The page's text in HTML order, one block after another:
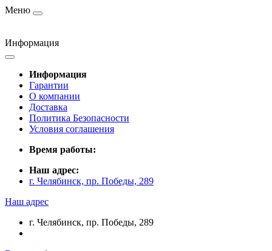
Меню
Информация
Информация
Гарантии
О компании
Доставка
Политика Безопасности
Условия соглашения
Время работы:
Наш адрес:
г. Челябинск, пр. Победы, 289
Наш адрес
г. Челябинск, пр. Победы, 289